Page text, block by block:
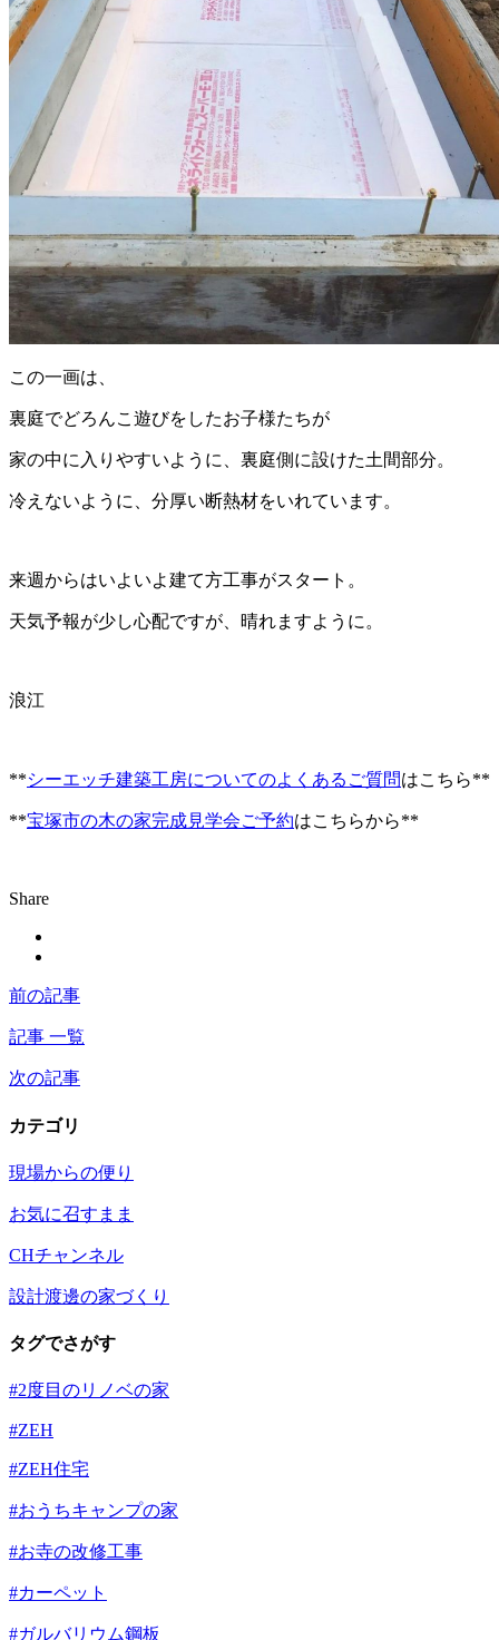
この一画は、
裏庭でどろんこ遊びをしたお子様たちが
家の中に入りやすいように、裏庭側に設けた土間部分。
冷えないように、分厚い断熱材をいれています。
来週からはいよいよ建て方工事がスタート。
天気予報が少し心配ですが、晴れますように。
浪江
**シーエッチ建築工房についてのよくあるご質問はこちら**
**宝塚市の木の家完成見学会ご予約はこちらから**
Share
前の記事
記事 一覧
次の記事
カテゴリ
現場からの便り
お気に召すまま
CHチャンネル
設計渡邊の家づくり
タグでさがす
#2度目のリノベの家
#ZEH
#ZEH住宅
#おうちキャンプの家
#お寺の改修工事
#カーペット
#ガルバリウム鋼板